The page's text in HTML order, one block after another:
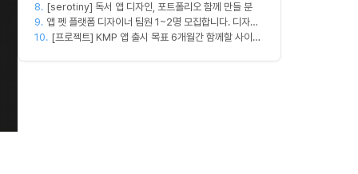
할 디자이너/기획자/마케터 크루 모집합니다!
8. [serotiny] 독서 앱 디자인, 포트폴리오 함께 만들 분
9. 앱 펫 플랫폼 디자이너 팀원 1~2명 모집합니다. 디자인
범위는 한분씩 아바타 디자인,앱 디자인 맡습니다 혼자
10. [프로젝트] KMP 앱 출시 목표 6개월간 함께할 사이드